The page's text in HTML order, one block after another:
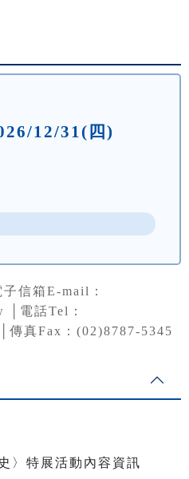
12/31(四)
子信箱E-mail：
│電話Tel：
傳真Fax：(02)8787-5345